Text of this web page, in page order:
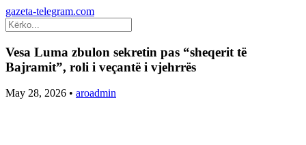
gazeta-telegram.com
Vesa Luma zbulon sekretin pas “sheqerit të
Bajramit”, roli i veçantë i vjehrrës
May 28, 2026 • aroadmin